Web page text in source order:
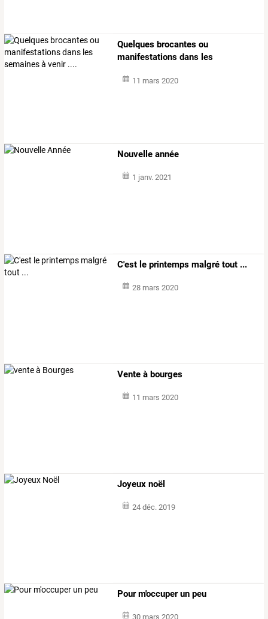
Quelques brocantes ou
manifestations dans les
11 mars 2020
Nouvelle année
1 janv. 2021
C'est le printemps malgré tout ...
28 mars 2020
Vente à bourges
11 mars 2020
Joyeux noël
24 déc. 2019
Pour m'occuper un peu
30 mars 2020